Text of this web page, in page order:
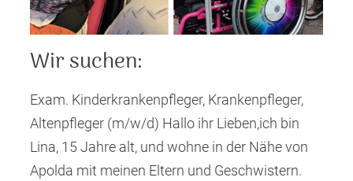
Wir suchen:
Exam. Kinderkrankenpfleger, Krankenpfleger,
Altenpfleger (m/w/d) Hallo ihr Lieben,ich bin
Lina, 15 Jahre alt, und wohne in der Nähe von
Apolda mit meinen Eltern und Geschwistern.